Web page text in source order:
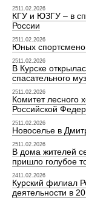
2511.02.2026
КГУ и ЮЗГУ – в
России
2511.02.2026
Юных
2511.02.2026
В Курске
спасательного
2511.02.2026
Комитет лесного
Российской
2511.02.2026
Новоселье в
2511.02.2026
В дома жителей
пришло голубое
2411.02.2026
Курский филиал
деятельности в